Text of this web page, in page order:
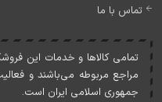
تماس با ما
تمامی کالاها و خدمات اين
مراجع مربوطه می‌باشند و
جمهوری اسلامی ايران است.